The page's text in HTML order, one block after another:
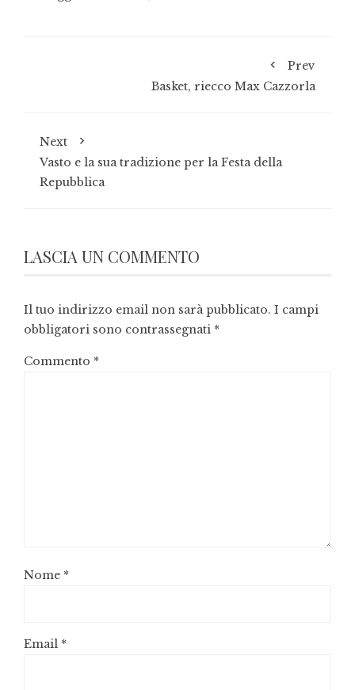
Prev
Basket, riecco Max Cazzorla
Next
Vasto e la sua tradizione per la Festa della
Repubblica
LASCIA UN COMMENTO
Il tuo indirizzo email non sarà pubblicato. I campi
obbligatori sono contrassegnati *
Commento *
Nome *
Email *